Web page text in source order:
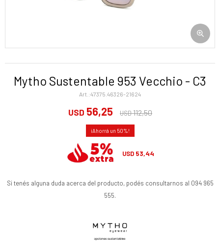
Mytho Sustentable 953 Vecchio - C3
47375.46326-21624
USD 56,25 USD112,50
50
USD 53,44
Si tenés alguna duda acerca del producto, podés consultarnos al 094 965
555.